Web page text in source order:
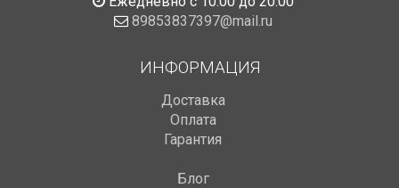
89853837397@mail.ru
ИНФОРМАЦИЯ
Доставка
Оплата
Гарантия
Блог